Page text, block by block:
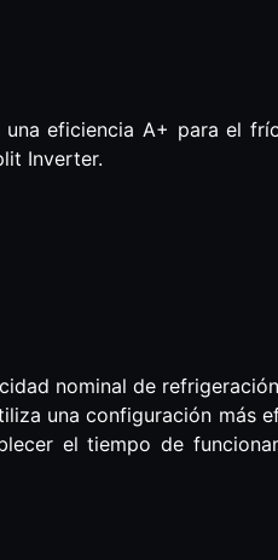
eficiencia A+ para el
Inverter.
nominal de
una configuración más
el tiempo de